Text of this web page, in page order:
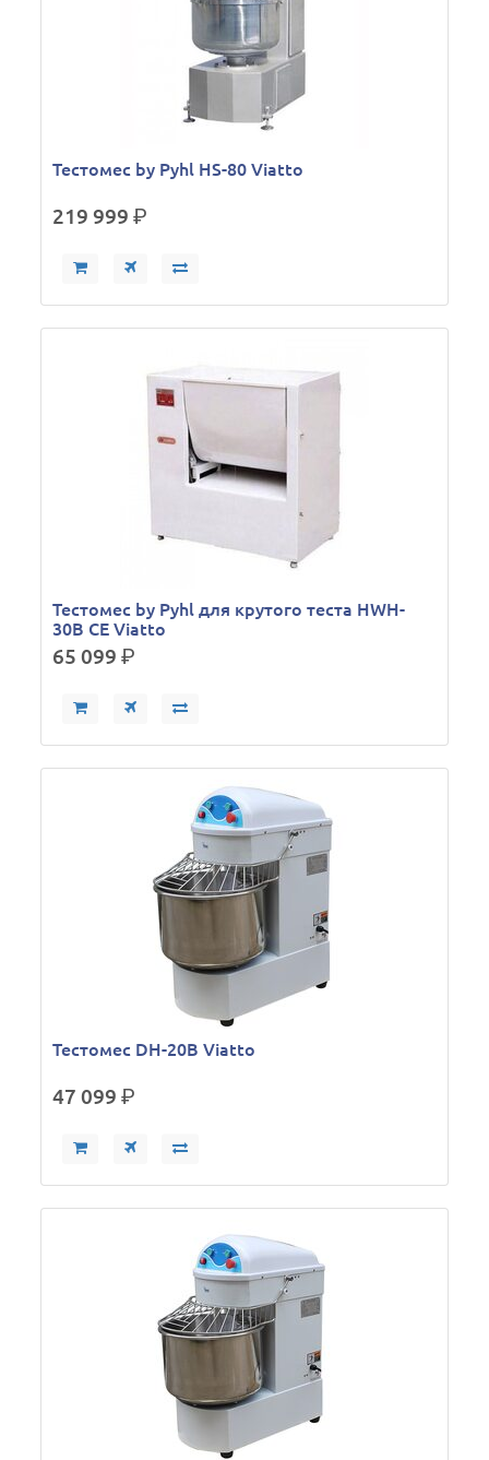
Тестомес by Pyhl HS-80 Viatto
219 999р.
Тестомес by Pyhl для крутого теста HWH-
30B CE Viatto
65 099р.
Тестомес DH-20B Viatto
47 099р.